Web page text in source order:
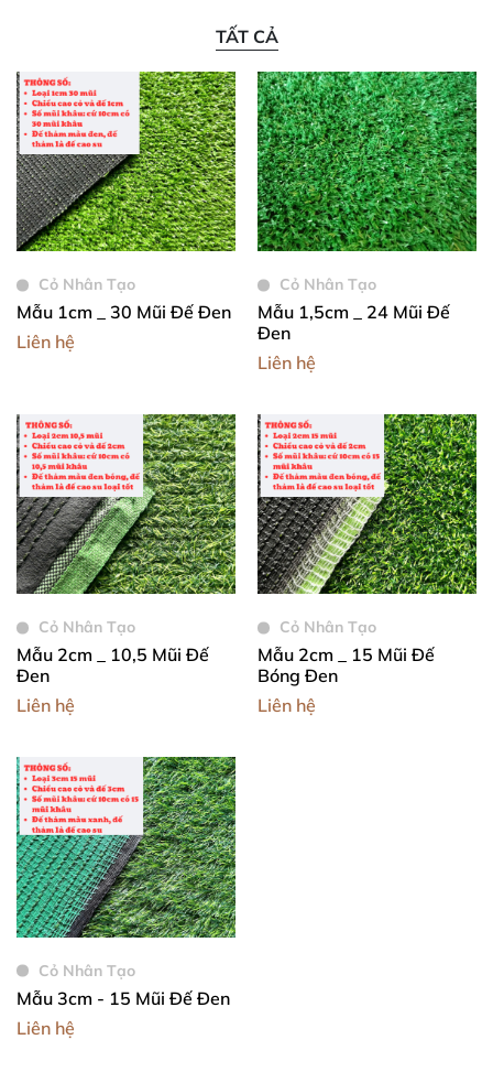
TẤT CẢ
Cỏ Nhân Tạo
Mẫu 1cm _ 30 Mũi Đế Đen
Liên hệ
Cỏ Nhân Tạo
Mẫu 1,5cm _ 24 Mũi Đế
Đen
Liên hệ
Cỏ Nhân Tạo
Mẫu 2cm _ 10,5 Mũi Đế
Đen
Liên hệ
Cỏ Nhân Tạo
Mẫu 2cm _ 15 Mũi Đế
Bóng Đen
Liên hệ
Cỏ Nhân Tạo
Mẫu 3cm - 15 Mũi Đế Đen
Liên hệ